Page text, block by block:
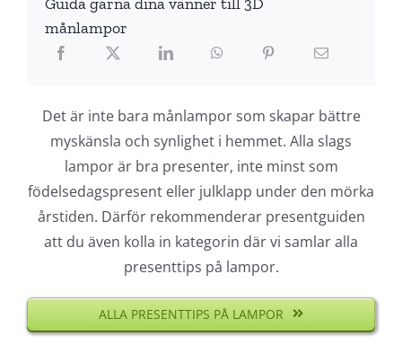
Guida gärna dina vänner till 3D
månlampor
Det är inte bara månlampor som skapar bättre
myskänsla och synlighet i hemmet. Alla slags
lampor är bra presenter, inte minst som
födelsedagspresent eller julklapp under den mörka
årstiden. Därför rekommenderar presentguiden
att du även kolla in kategorin där vi samlar alla
presenttips på lampor.
ALLA PRESENTTIPS PÅ LAMPOR